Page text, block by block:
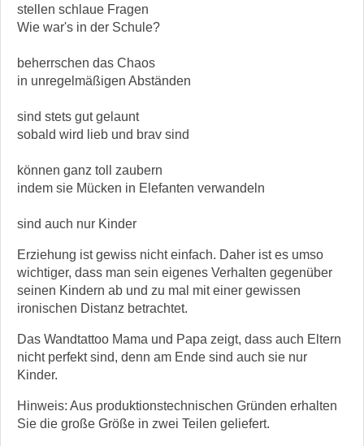
stellen schlaue Fragen
Wie war's in der Schule?
beherrschen das Chaos
in unregelmäßigen Abständen
sind stets gut gelaunt
sobald wird lieb und brav sind
können ganz toll zaubern
indem sie Mücken in Elefanten verwandeln
sind auch nur Kinder
Erziehung ist gewiss nicht einfach. Daher ist es umso
wichtiger, dass man sein eigenes Verhalten gegenüber
seinen Kindern ab und zu mal mit einer gewissen
ironischen Distanz betrachtet.
Das Wandtattoo Mama und Papa zeigt, dass auch Eltern
nicht perfekt sind, denn am Ende sind auch sie nur
Kinder.
Hinweis: Aus produktionstechnischen Gründen erhalten
Sie die große Größe in zwei Teilen geliefert.